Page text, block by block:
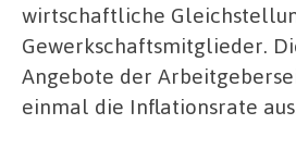
wirtschaftliche
Gewerkschaftsmitglieder.
Angebote der
einmal die Inflationsrate